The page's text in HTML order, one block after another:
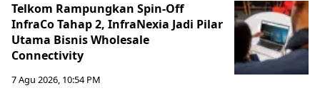
Telkom Rampungkan Spin-Off
InfraCo Tahap 2, InfraNexia Jadi Pilar
Utama Bisnis Wholesale
Connectivity
7 Agu 2026, 10:54 PM